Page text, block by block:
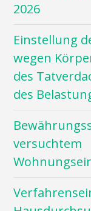
2026
Einstellung
wegen
des
des
versuchtem